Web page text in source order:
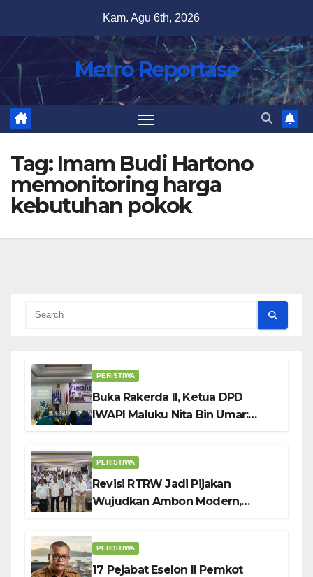
content
Kam. Agu 6th, 2026
Metro Reportase
Tag: Imam Budi Hartono
memonitoring harga
kebutuhan pokok
PERISTIWA
Buka Rakerda II, Ketua DPD
IWAPI Maluku Nita Bin Umar:
PERISTIWA
Revisi RTRW Jadi Pijakan
Wujudkan Ambon Modern,
PERISTIWA
17 Pejabat Eselon II Pemkot